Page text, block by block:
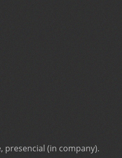
presencial (in company).